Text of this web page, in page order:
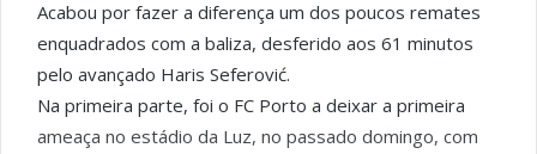
Acabou por fazer a diferença um dos poucos remates
enquadrados com a baliza, desferido aos 61 minutos
pelo avançado Haris Seferović.
Na primeira parte, foi o FC Porto a deixar a primeira
ameaça no estádio da Luz, no passado domingo, com